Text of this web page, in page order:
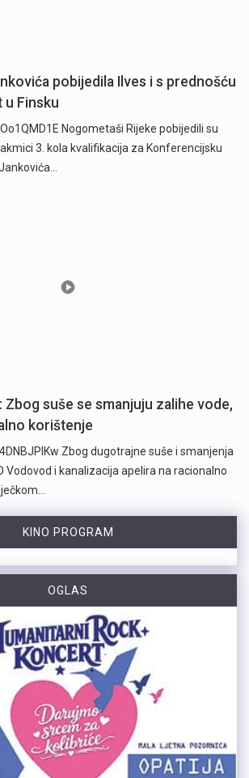
pobijedila Ilves i s prednošću
u Finsku
Nogometaši Rijeke pobijedili su
3. kola kvalifikacija za Konferencijsku
Zbog suše se smanjuju zalihe vode,
korištenje
Zbog dugotrajne suše i smanjenja
Vodovod i kanalizacija apelira na racionalno
KINO PROGRAM
OGLAS